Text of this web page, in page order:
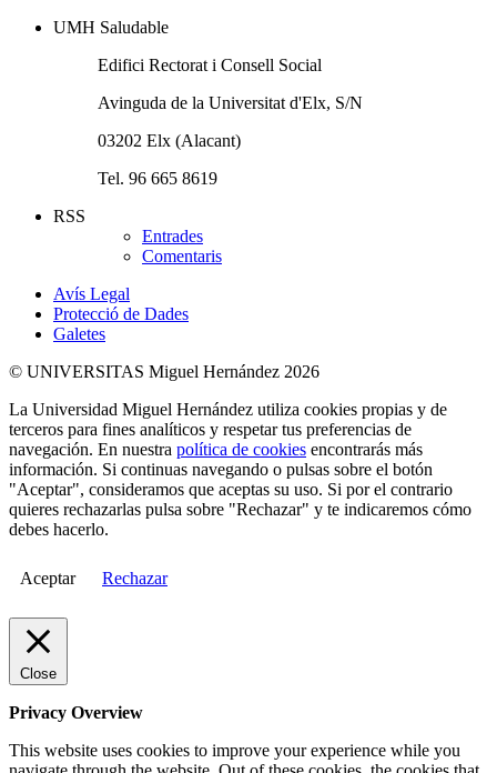
UMH Saludable
Edifici Rectorat i Consell Social
Avinguda de la Universitat d'Elx, S/N
03202 Elx (Alacant)
Tel. 96 665 8619
RSS
Entrades
Comentaris
Avís Legal
Protecció de Dades
Galetes
© UNIVERSITAS Miguel Hernández 2026
La Universidad Miguel Hernández utiliza cookies propias y de
terceros para fines analíticos y respetar tus preferencias de
navegación. En nuestra política de cookies encontrarás más
información. Si continuas navegando o pulsas sobre el botón
"Aceptar", consideramos que aceptas su uso. Si por el contrario
quieres rechazarlas pulsa sobre "Rechazar" y te indicaremos cómo
debes hacerlo.
Aceptar Rechazar
Close
Privacy Overview
This website uses cookies to improve your experience while you